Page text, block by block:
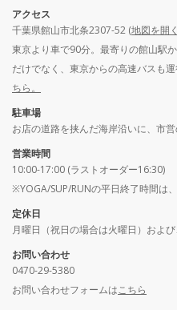
アクセス
千葉県館山市北条2307-52 (地図を開く
東京より車で90分。最寄りの館山駅
だけでなく、東京からの高速バスも運
ちら。
駐車場
お店の道路を挟んだ海岸沿いに、市
営業時間
10:00-17:00 (ラストオーダー16:30)
※YOGA/SUP/RUNの平日終了時間は
定休日
月曜日（祝日の場合は火曜日）およ
お問い合わせ
0470-29-5380
お問い合わせフォームはこちら